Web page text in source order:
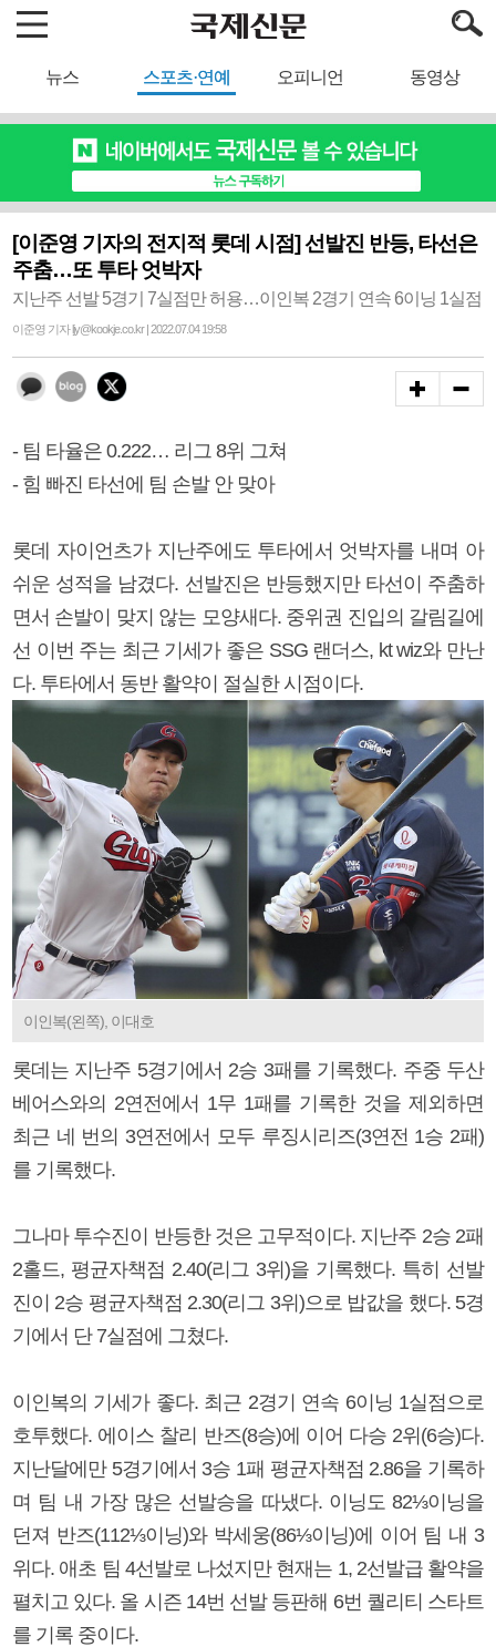
뉴스 스포츠·연예 오피니언 동영상
[이준영 기자의 전지적 롯데 시점] 선발진 반등, 타선은
주춤…또 투타 엇박자
지난주 선발 5경기 7실점만 허용…이인복 2경기 연속 6이닝 1실점
이준영 기자 ljy@kookje.co.kr | 2022.07.04 19:58
- 팀 타율은 0.222… 리그 8위 그쳐
- 힘 빠진 타선에 팀 손발 안 맞아
롯데 자이언츠가 지난주에도 투타에서 엇박자를 내며 아
쉬운 성적을 남겼다. 선발진은 반등했지만 타선이 주춤하
면서 손발이 맞지 않는 모양새다. 중위권 진입의 갈림길에
선 이번 주는 최근 기세가 좋은 SSG 랜더스, kt wiz와 만난
다. 투타에서 동반 활약이 절실한 시점이다.
이인복(왼쪽), 이대호
롯데는 지난주 5경기에서 2승 3패를 기록했다. 주중 두산
베어스와의 2연전에서 1무 1패를 기록한 것을 제외하면
최근 네 번의 3연전에서 모두 루징시리즈(3연전 1승 2패)
를 기록했다.
그나마 투수진이 반등한 것은 고무적이다. 지난주 2승 2패
2홀드, 평균자책점 2.40(리그 3위)을 기록했다. 특히 선발
진이 2승 평균자책점 2.30(리그 3위)으로 밥값을 했다. 5경
기에서 단 7실점에 그쳤다.
이인복의 기세가 좋다. 최근 2경기 연속 6이닝 1실점으로
호투했다. 에이스 찰리 반즈(8승)에 이어 다승 2위(6승)다.
지난달에만 5경기에서 3승 1패 평균자책점 2.86을 기록하
며 팀 내 가장 많은 선발승을 따냈다. 이닝도 82⅓이닝을
던져 반즈(112⅓이닝)와 박세웅(86⅓이닝)에 이어 팀 내 3
위다. 애초 팀 4선발로 나섰지만 현재는 1, 2선발급 활약을
펼치고 있다. 올 시즌 14번 선발 등판해 6번 퀄리티 스타트
를 기록 중이다.